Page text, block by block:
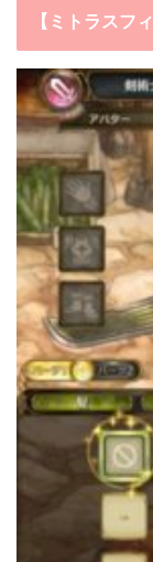
【ミトラスフ